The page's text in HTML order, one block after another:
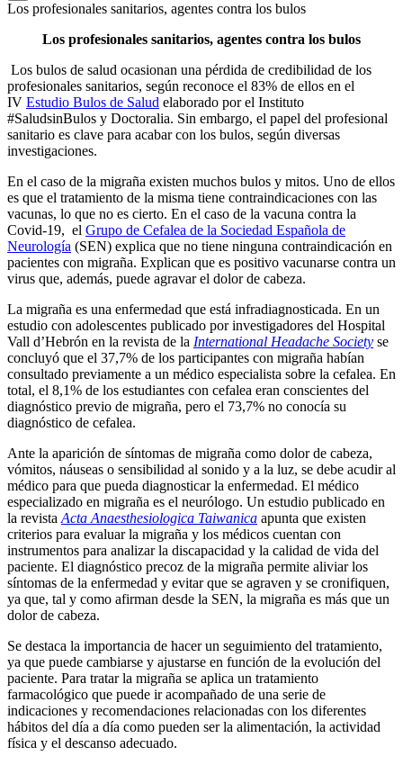
Los profesionales sanitarios, agentes contra los bulos
Los profesionales sanitarios, agentes contra los bulos
Los bulos de salud ocasionan una pérdida de credibilidad de los
profesionales sanitarios, según reconoce el 83% de ellos en el
IV Estudio Bulos de Salud elaborado por el Instituto
#SaludsinBulos y Doctoralia. Sin embargo, el papel del profesional
sanitario es clave para acabar con los bulos, según diversas
investigaciones.
En el caso de la migraña existen muchos bulos y mitos. Uno de ellos
es que el tratamiento de la misma tiene contraindicaciones con las
vacunas, lo que no es cierto. En el caso de la vacuna contra la
Covid-19, el Grupo de Cefalea de la Sociedad Española de
Neurología (SEN) explica que no tiene ninguna contraindicación en
pacientes con migraña. Explican que es positivo vacunarse contra un
virus que, además, puede agravar el dolor de cabeza.
La migraña es una enfermedad que está infradiagnosticada. En un
estudio con adolescentes publicado por investigadores del Hospital
Vall d’Hebrón en la revista de la International Headache Society se
concluyó que el 37,7% de los participantes con migraña habían
consultado previamente a un médico especialista sobre la cefalea. En
total, el 8,1% de los estudiantes con cefalea eran conscientes del
diagnóstico previo de migraña, pero el 73,7% no conocía su
diagnóstico de cefalea.
Ante la aparición de síntomas de migraña como dolor de cabeza,
vómitos, náuseas o sensibilidad al sonido y a la luz, se debe acudir al
médico para que pueda diagnosticar la enfermedad. El médico
especializado en migraña es el neurólogo. Un estudio publicado en
la revista Acta Anaesthesiologica Taiwanica apunta que existen
criterios para evaluar la migraña y los médicos cuentan con
instrumentos para analizar la discapacidad y la calidad de vida del
paciente. El diagnóstico precoz de la migraña permite aliviar los
síntomas de la enfermedad y evitar que se agraven y se cronifiquen,
ya que, tal y como afirman desde la SEN, la migraña es más que un
dolor de cabeza.
Se destaca la importancia de hacer un seguimiento del tratamiento,
ya que puede cambiarse y ajustarse en función de la evolución del
paciente. Para tratar la migraña se aplica un tratamiento
farmacológico que puede ir acompañado de una serie de
indicaciones y recomendaciones relacionadas con los diferentes
hábitos del día a día como pueden ser la alimentación, la actividad
física y el descanso adecuado.